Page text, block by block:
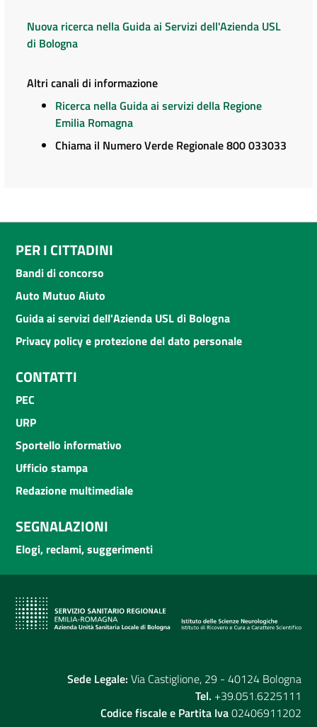
Nuova ricerca nella Guida ai Servizi dell'Azienda USL
di Bologna
Altri canali di informazione
Ricerca nella Guida ai servizi della Regione
Emilia Romagna
Chiama il Numero Verde Regionale 800 033033
PER I CITTADINI
Bandi di concorso
Auto Mutuo Aiuto
Guida ai servizi dell'Azienda USL di Bologna
Privacy policy e protezione del dato personale
CONTATTI
PEC
URP
Sportello informativo
Ufficio stampa
Redazione multimediale
SEGNALAZIONI
Elogi, reclami, suggerimenti
Sede Legale: Via Castiglione, 29 - 40124 Bologna
Tel. +39.051.6225111
Codice fiscale e Partita Iva02406911202